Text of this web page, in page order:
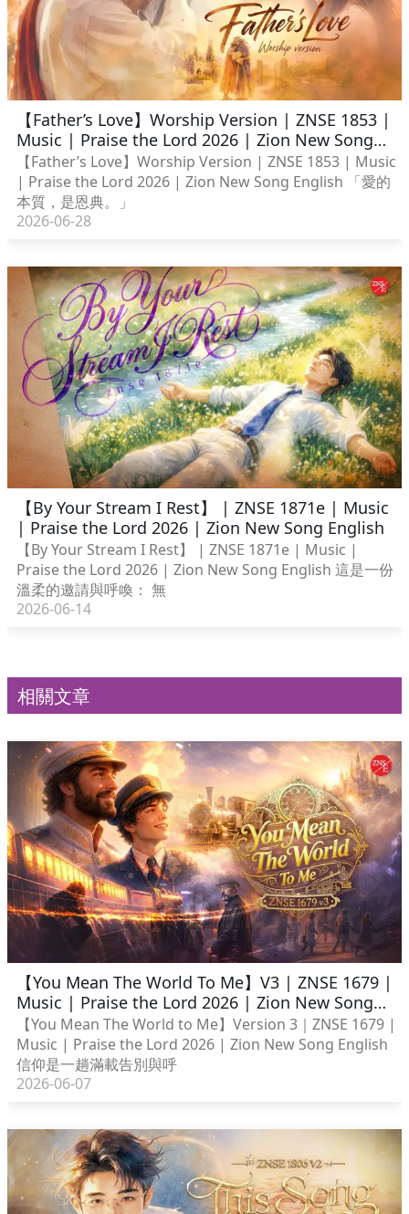
【Father’s Love】Worship Version | ZNSE 1853 |
Music | Praise the Lord 2026 | Zion New Song
English
【Father’s Love】Worship Version | ZNSE 1853 | Music
| Praise the Lord 2026 | Zion New Song English 「愛的
本質，是恩典。」
2026-06-28
【By Your Stream I Rest】 | ZNSE 1871e | Music
| Praise the Lord 2026 | Zion New Song English
【By Your Stream I Rest】 | ZNSE 1871e | Music |
Praise the Lord 2026 | Zion New Song English 這是一份
溫柔的邀請與呼喚： 無
2026-06-14
相關文章
【You Mean The World To Me】V3 | ZNSE 1679 |
Music | Praise the Lord 2026 | Zion New Song
English
【You Mean The World to Me】Version 3｜ZNSE 1679 |
Music | Praise the Lord 2026 | Zion New Song English
信仰是一趟滿載告別與呼
2026-06-07